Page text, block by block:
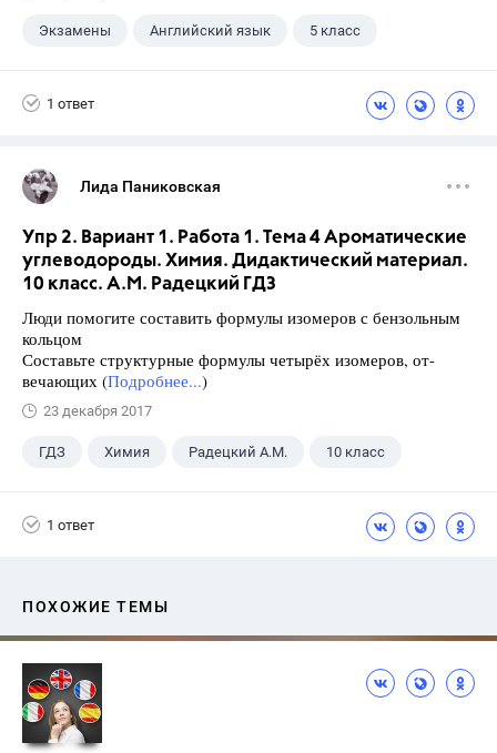
Экзамены Английский язык 5 класс
1 ответ
Лида Паниковская
Упр 2. Вариант 1. Работа 1. Тема 4 Ароматические
углеводороды. Химия. Дидактический материал.
10 класс. А.М. Радецкий ГДЗ
Люди помогите составить формулы изомеров с бензольным
кольцом
Составьте структурные формулы четырёх изомеров, от-
вечающих (Подробнее...)
23 декабря 2017
ГДЗ Химия Радецкий А.М. 10 класс
1 ответ
ПОХОЖИЕ ТЕМЫ